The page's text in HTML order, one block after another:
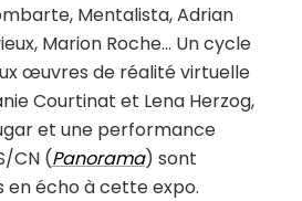
Mentalista, Adrian
Marion Roche… Un cycle
œuvres de réalité virtuelle
Courtinat et Lena Herzog,
et une performance
CN (Panorama) sont
écho à cette expo.